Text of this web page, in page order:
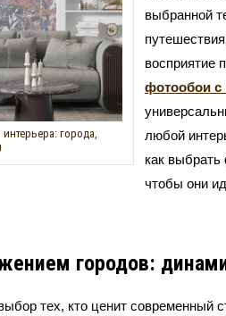
города,
выбранной
восприятие
фотообои с
любой
как
чтобы они
городов:
тех, кто ценит современный